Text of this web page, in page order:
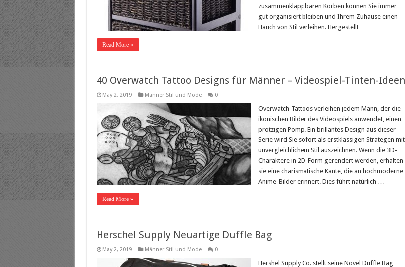
zusammenklappbaren Körben können Sie immer
gut organisiert bleiben und Ihrem Zuhause einen
Hauch von Stil verleihen. Hergestellt …
Read More »
40 Overwatch Tattoo Designs für Männer – Videospiel-Tinten-Ideen
May 2, 2019 Männer Stil und Mode 0
Overwatch-Tattoos verleihen jedem Mann, der die
ikonischen Bilder des Videospiels anwendet, einen
protzigen Pomp. Ein brillantes Design aus dieser
Serie wird Sie sofort als erstklassigen Strategen mit
unvergleichlichem Stil auszeichnen. Wenn die 3D-
Charaktere in 2D-Form gerendert werden, erhalten
sie eine charismatische Kante, die an hochmoderne
Anime-Bilder erinnert. Dies führt natürlich …
Read More »
Herschel Supply Neuartige Duffle Bag
May 2, 2019 Männer Stil und Mode 0
Hershel Supply Co. stellt seine Novel Duffle Bag